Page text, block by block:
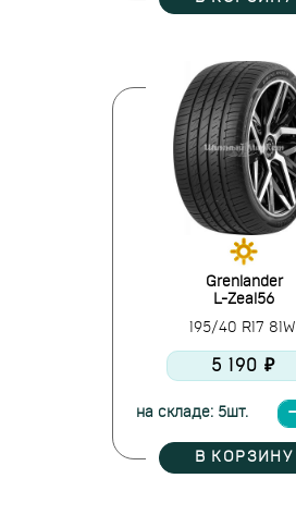
Grenlander
L-Zeal56
195/40 R17 81W
5 190 ₽
на складе: 5шт.
В КОРЗИНУ